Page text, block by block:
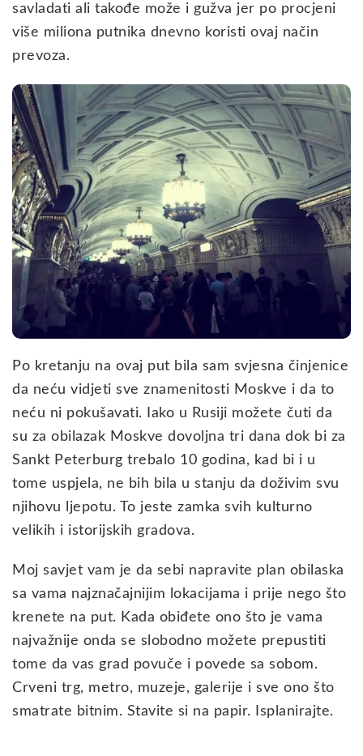
savladati ali takođe može i gužva jer po procjeni
više miliona putnika dnevno koristi ovaj način
prevoza.
Po kretanju na ovaj put bila sam svjesna činjenice
da neću vidjeti sve znamenitosti Moskve i da to
neću ni pokušavati. Iako u Rusiji možete čuti da
su za obilazak Moskve dovoljna tri dana dok bi za
Sankt Peterburg trebalo 10 godina, kad bi i u
tome uspjela, ne bih bila u stanju da doživim svu
njihovu ljepotu. To jeste zamka svih kulturno
velikih i istorijskih gradova.
Moj savjet vam je da sebi napravite plan obilaska
sa vama najznačajnijim lokacijama i prije nego što
krenete na put. Kada obiđete ono što je vama
najvažnije onda se slobodno možete prepustiti
tome da vas grad povuče i povede sa sobom.
Crveni trg, metro, muzeje, galerije i sve ono što
smatrate bitnim. Stavite si na papir. Isplanirajte.